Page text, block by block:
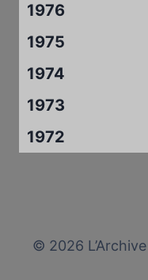
1976
1975
1974
1973
1972
© 2026